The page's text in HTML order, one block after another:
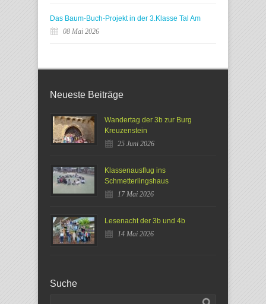
Das Baum-Buch-Projekt in der 3.Klasse Tal Am
08 Mai 2026
Neueste Beiträge
Wandertag der 3b zur Burg
Kreuzenstein
25 Juni 2026
Klassenausflug ins
Schmetterlingshaus
17 Mai 2026
Lesenacht der 3b und 4b
14 Mai 2026
Suche